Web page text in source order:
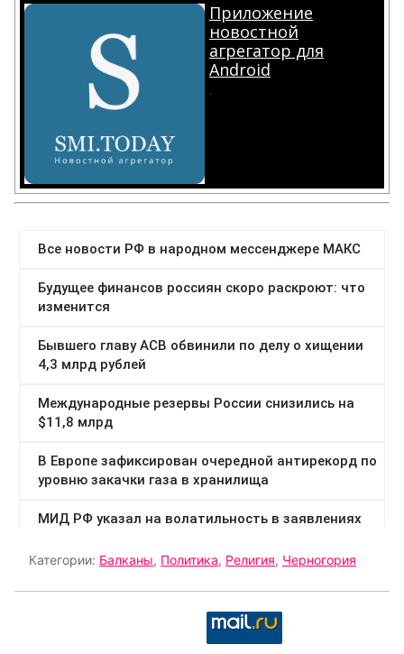
Приложение
новостной
агрегатор для
Android
.
Категории: Балканы, Политика, Религия, Черногория